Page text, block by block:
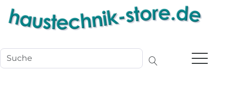
Navigation